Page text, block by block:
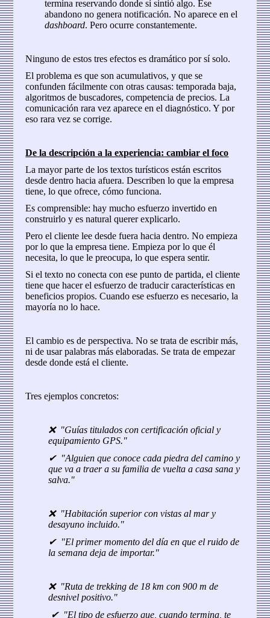
termina reservando donde sí sintió algo. Ese
abandono no genera notificación. No aparece en el
dashboard. Pero ocurre constantemente.
Ninguno de estos tres efectos es dramático por sí solo.
El problema es que son acumulativos, y que se
confunden fácilmente con otras causas: temporada baja,
algoritmos de buscadores, competencia de precios. La
comunicación rara vez aparece en el diagnóstico. Y por
eso rara vez se corrige.
De la descripción a la experiencia: cambiar el foco
La mayor parte de los textos turísticos están escritos
desde dentro hacia afuera. Describen lo que la empresa
tiene, lo que ofrece, cómo funciona.
Es comprensible: hay mucho esfuerzo invertido en
construirlo y es natural querer explicarlo.
Pero el cliente lee desde fuera hacia dentro. No empieza
por lo que la empresa tiene. Empieza por lo que él
necesita, lo que le preocupa, lo que espera sentir.
Si el texto no conecta con ese punto de partida, el cliente
tiene que hacer el esfuerzo de traducir características en
beneficios propios. Cuando ese esfuerzo es necesario, la
mayoría no lo hace.
El cambio es de perspectiva. No se trata de escribir más,
ni de usar palabras más elaboradas. Se trata de empezar
desde donde está el cliente.
Tres ejemplos concretos:
❌ "Guías titulados con certificación oficial y
equipamiento GPS."
✔ "Alguien que conoce cada piedra del camino y
que va a traer a su familia de vuelta a casa sana y
salva."
❌ "Habitación superior con vistas al mar y
desayuno incluido."
✔ "El primer momento del día en que el ruido de
la semana deja de importar."
❌ "Ruta de trekking de 18 km con 900 m de
desnivel positivo."
✔ "El tipo de esfuerzo que, cuando termina, te